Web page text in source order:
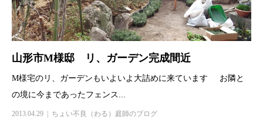
山形市M様邸 リ、ガーデン完成間近
M様宅のリ、ガーデンもいよいよ大詰めに来ています お隣と
の境に今まであったフェンス...
2013.04.29 ちょい不良（わる）庭師のブログ